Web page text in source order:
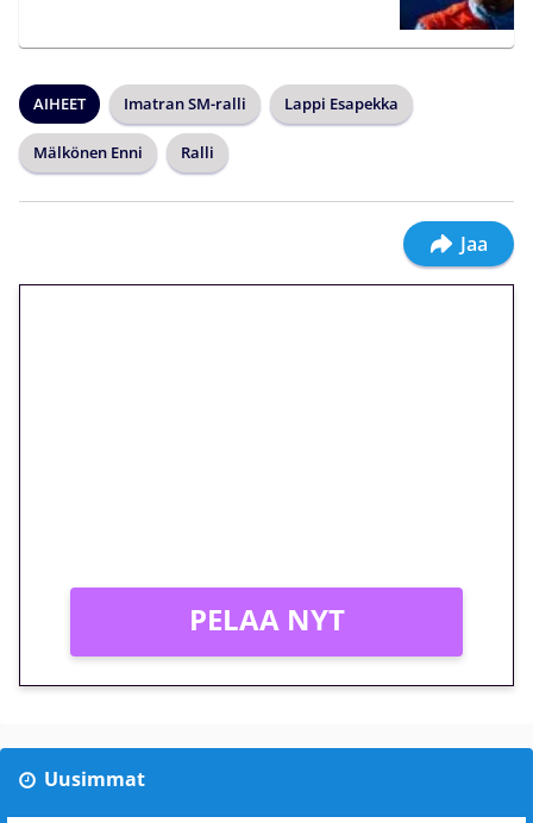
AIHEET Imatran SM-ralli Lappi Esapekka
Mälkönen Enni Ralli
Jaa
PELAA NYT
Uusimmat